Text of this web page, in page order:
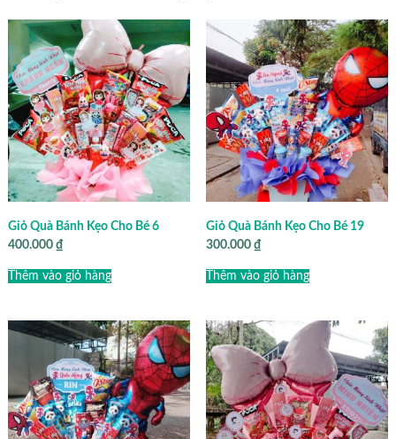
Giỏ Quà Bánh Kẹo Cho Bé 6
400.000 ₫
Thêm vào giỏ hàng
Giỏ Quà Bánh Kẹo Cho Bé 19
300.000 ₫
Thêm vào giỏ hàng